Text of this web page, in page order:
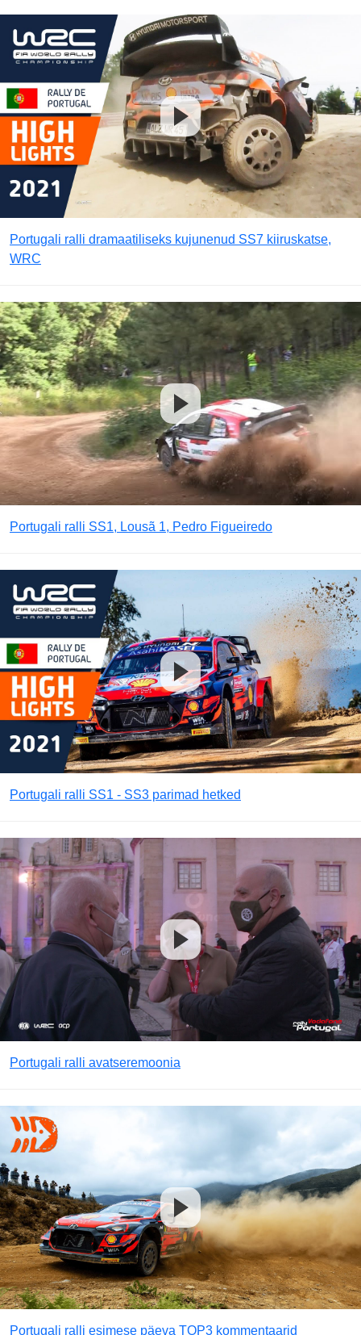
Portugali ralli dramaatiliseks kujunenud SS7 kiiruskatse,
WRC
Portugali ralli SS1, Lousã 1, Pedro Figueiredo
Portugali ralli SS1 - SS3 parimad hetked
Portugali ralli avatseremoonia
Portugali ralli esimese päeva TOP3 kommentaarid